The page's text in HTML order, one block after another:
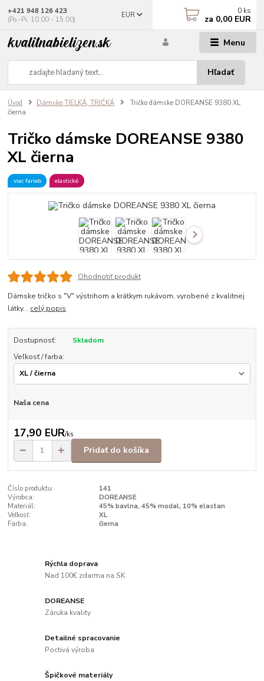
Menu
EUR
Hľadať
+421 948 126 423
(Po.-Pi. 10.00 - 15.00)
0 ks
za 0,00 EUR
Úvod Dámske TIELKÁ, TRIČKÁ
Tričko dámske DOREANSE 9380 XL
čierna
Tričko dámske DOREANSE 9380
XL čierna
viac farieb elastické
Ohodnotiť produkt
Dámske tričko s "V" výstrihom a krátkym rukávom, vyrobené z kvalitnej
látky... celý popis
Dostupnosť:
Skladom
Veľkosť / farba:
Naša cena
17,90 EUR/ks
Pridať do košíka
Číslo produktu:
141
Výrobca:
DOREANSE
Materiál:
45% bavlna, 45% modal, 10% elastan
Veľkosť:
XL
Farba:
čierna
Rýchla doprava
Nad 100€ zdarma na SK
DOREANSE
Záruka kvality
Detailné spracovanie
Poctivá výroba
Špičkové materiály